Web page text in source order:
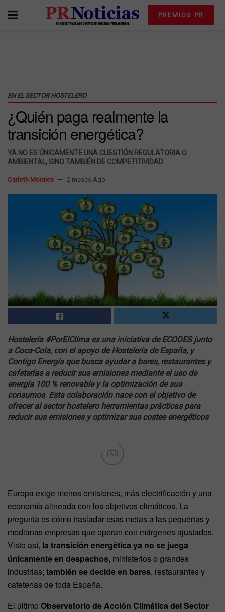
PREMIOS PR
EN EL SECTOR HOSTELERO
¿Quién paga realmente la
transición energética?
YA NO ES ÚNICAMENTE UNA CUESTIÓN REGULATORIA O
AMBIENTAL, SINO TAMBIÉN DE COMPETITIVIDAD
Carleth Morales 2 meses Ago
Hostelería #PorElClima es una iniciativa de ECODES junto
a Coca-Cola, con el apoyo de Hostelería de España, y
Contigo Energía que busca ayudar a bares, restaurantes y
cafeterías a reducir sus emisiones mediante el uso de
energía 100 % renovable y la optimización de sus
consumos. Esta colaboración nace con el objetivo de
ofrecer al sector hostelero herramientas prácticas para
reducir sus emisiones y optimizar sus costes energéticos
Ad
Europa exige menos emisiones, más electrificación y una
economía alineada con los objetivos climáticos. La
pregunta es cómo trasladar esas metas a las pequeñas y
medianas empresas que operan con márgenes ajustados.
Visto así, la transición energética ya no se juega
únicamente en despachos, ministerios o grandes
industrias; también se decide en bares, restaurantes y
cafeterías de toda España.
El último Observatorio de Acción Climática del Sector